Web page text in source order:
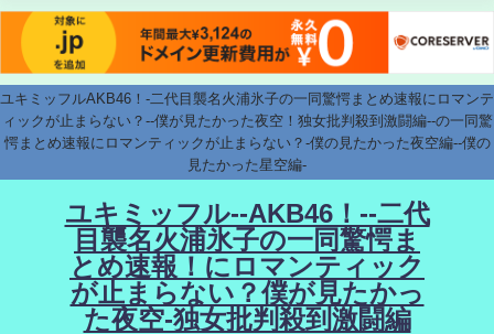
ユキミッフルAKB46！-二代目襲名火浦氷子の一同驚愕まとめ速報にロマンテ
ィックが止まらない？--僕が見たかった夜空！独女批判殺到激闘編--の一同驚
愕まとめ速報にロマンティックが止まらない？-僕の見たかった夜空編--僕の
見たかった星空編-
ユキミッフル--AKB46！--二代
目襲名火浦氷子の一同驚愕ま
とめ速報！にロマンティック
が止まらない？僕が見たかっ
た夜空-独女批判殺到激闘編